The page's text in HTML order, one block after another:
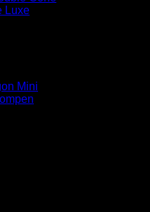
Luxe
Mini